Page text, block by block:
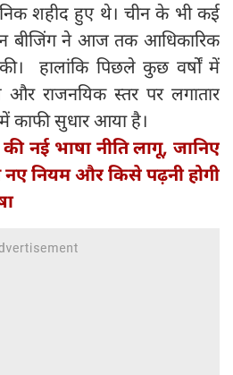
शहीद हुए थे। चीन के भी कई
बीजिंग ने आज तक आधिकारिक
हालांकि पिछले कुछ वर्षों में
राजनयिक स्तर पर लगातार
काफी सुधार आया है।
की नई भाषा नीति लागू, जानिए
नए नियम और किसे पढ़नी होगी